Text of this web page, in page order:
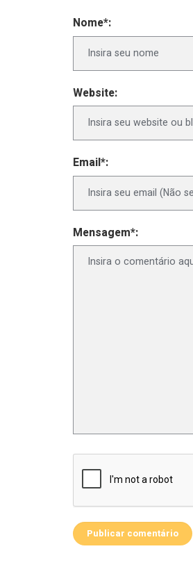
Nome*:
Website:
Email*:
Mensagem*: